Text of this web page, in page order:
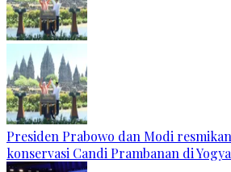
Presiden Prabowo dan Modi
konservasi Candi Prambanan di